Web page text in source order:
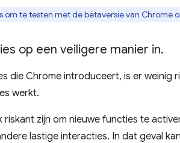
om te testen met de bètaversie van Chrome
op een veiligere manier in.
die Chrome introduceert, is er weinig
werkt.
zijn om nieuwe functies te
lastige interacties. In dat geval